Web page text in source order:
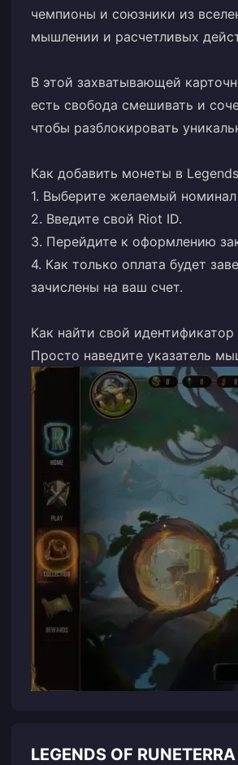
чемпионы и союзники из
мышлении и расчетливых
В этой захватывающей
есть свобода смешивать и
чтобы разблокировать
Как добавить монеты в
1. Выберите желаемый
2. Введите свой Riot ID.
3. Перейдите к оформлению
4. Как только оплата будет
зачислены на ваш счет.
Как найти свой
Просто наведите указатель
LEGENDS OF